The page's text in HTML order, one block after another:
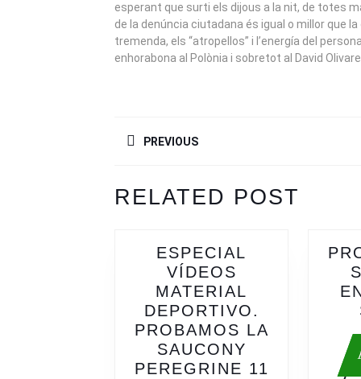
esperant que surti els dijous a la nit, de totes
de la denúncia ciutadana és igual o millor que
tremenda, els “atropellos” i l’energía del
enhorabona al Polònia i sobretot al David
DE
ENTRADAS
PREVIOUS
post:
RELATED POST
ESPECIAL
VÍDEOS
MATERIAL
DEPORTIVO.
PROBAMOS LA
SAUCONY
PEREGRINE 11 ESPECIAL